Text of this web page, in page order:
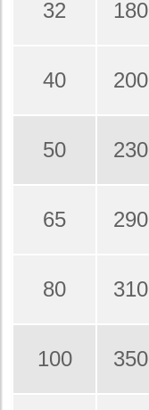
32 180
40 200
50 230
65 290
80 310
100 350